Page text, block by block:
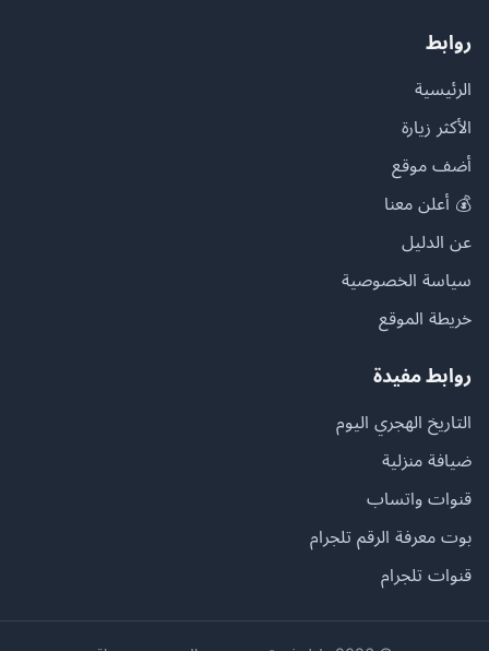
روابط
الرئيسية
الأكثر زيارة
أضف موقع
💰 أعلن معنا
عن الدليل
سياسة الخصوصية
خريطة الموقع
روابط مفيدة
التاريخ الهجري اليوم
ضيافة منزلية
قنوات واتساب
بوت معرفة الرقم تلجرام
قنوات تلجرام